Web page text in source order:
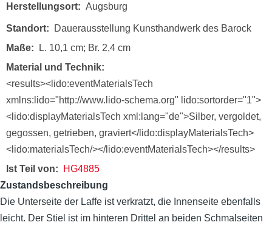
Herstellungsort
Augsburg
Standort
Dauerausstellung Kunsthandwerk des Barock
Maße
L. 10,1 cm; Br. 2,4 cm
Material und Technik
<results><lido:eventMaterialsTech
xmlns:lido="http://www.lido-schema.org" lido:sortorder="1">
<lido:displayMaterialsTech xml:lang="de">Silber, vergoldet,
gegossen, getrieben, graviert</lido:displayMaterialsTech>
<lido:materialsTech/></lido:eventMaterialsTech></results>
Ist Teil von
HG4885
Zustandsbeschreibung
Die Unterseite der Laffe ist verkratzt, die Innenseite ebenfalls
leicht. Der Stiel ist im hinteren Drittel an beiden Schmalseiten